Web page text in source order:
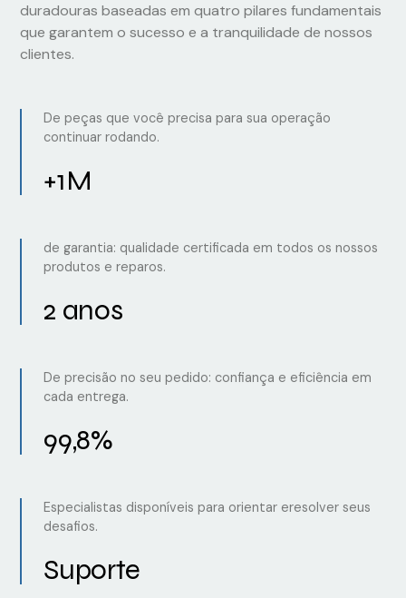
duradouras baseadas em quatro pilares fundamentais
que garantem o sucesso e a tranquilidade de nossos
clientes.
De peças que você precisa para sua operação
continuar rodando.
+1M
de garantia: qualidade certificada em todos os nossos
produtos e reparos.
2 anos
De precisão no seu pedido: confiança e eficiência em
cada entrega.
99,8%
Especialistas disponíveis para orientar eresolver seus
desafios.
Suporte